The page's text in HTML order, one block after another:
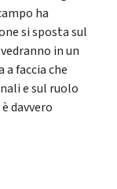
ha
si sposta sul
in un
a faccia che
e sul ruolo
davvero